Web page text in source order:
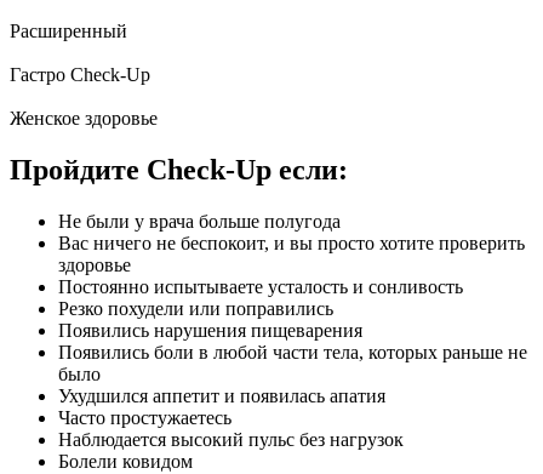
Расширенный
Гастро Check-Up
Женское здоровье
Пройдите Check-Up если:
Не были у врача больше полугода
Вас ничего не беспокоит, и вы просто хотите проверить
здоровье
Постоянно испытываете усталость и сонливость
Резко похудели или поправились
Появились нарушения пищеварения
Появились боли в любой части тела, которых раньше не
было
Ухудшился аппетит и появилась апатия
Часто простужаетесь
Наблюдается высокий пульс без нагрузок
Болели ковидом